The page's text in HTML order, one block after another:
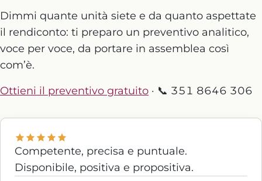
Dimmi quante unità siete e da quanto aspettate
il rendiconto: ti preparo un preventivo analitico,
voce per voce, da portare in assemblea così
com’è.
Ottieni il preventivo gratuito · 📞 351 8646 306
Competente, precisa e puntuale.
Disponibile, positiva e propositiva.